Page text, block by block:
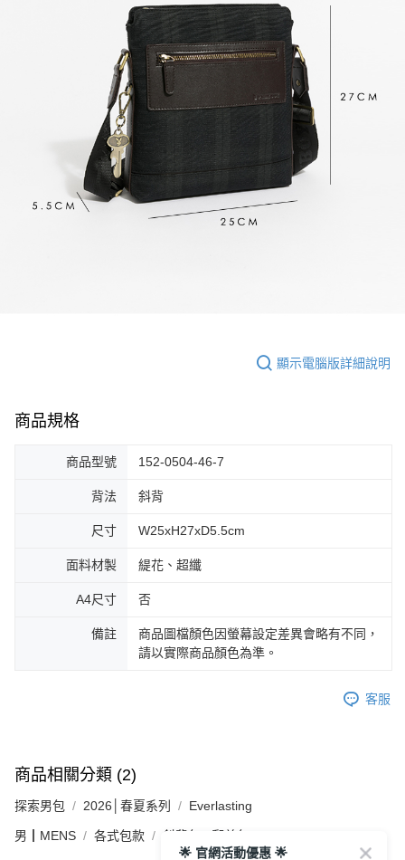
顯示電腦版詳細說明
商品規格
商品型號 152-0504-46-7
背法 斜背
尺寸 W25xH27xD5.5cm
面料材製 緹花、超纖
A4尺寸 否
備註
商品圖檔顏色因螢幕設定差異會略有不同，
請以實際商品顏色為準。
客服
商品相關分類 (2)
探索男包 2026│春夏系列 Everlasting
男┃MENS 各式包款 斜背包 / 郵差包
🌟 官網活動優惠 🌟